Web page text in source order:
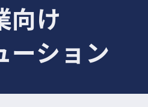
向け
ーション